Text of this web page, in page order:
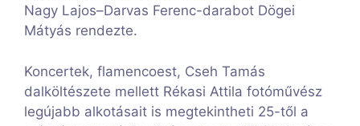
Nagy Lajos–Darvas Ferenc-darabot Dögei
Mátyás rendezte.
Koncertek, flamencoest, Cseh Tamás
dalköltészete mellett Rékasi Attila fotóművész
legújabb alkotásait is megtekintheti 25-től a